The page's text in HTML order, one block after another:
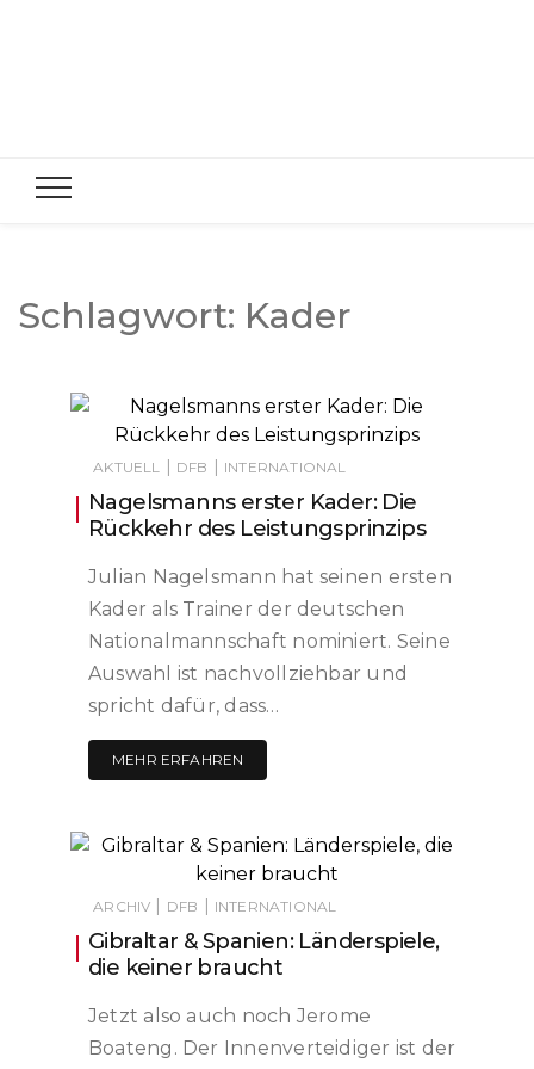
Schlagwort: Kader
AKTUELL | DFB | INTERNATIONAL
Nagelsmanns erster Kader: Die
Rückkehr des Leistungsprinzips
Julian Nagelsmann hat seinen ersten
Kader als Trainer der deutschen
Nationalmannschaft nominiert. Seine
Auswahl ist nachvollziehbar und
spricht dafür, dass…
MEHR ERFAHREN
ARCHIV | DFB | INTERNATIONAL
Gibraltar & Spanien: Länderspiele,
die keiner braucht
Jetzt also auch noch Jerome
Boateng. Der Innenverteidiger ist der